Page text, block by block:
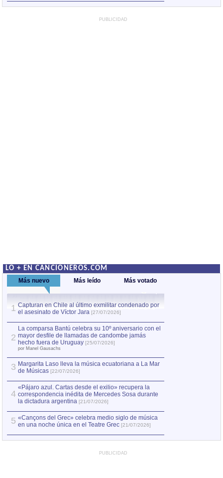
PUBLICIDAD
LO + EN CANCIONEROS.COM
Más nuevo Más leído Más votado
1 Capturan en Chile al último exmilitar condenado por
el asesinato de Víctor Jara [27/07/2026]
2
La comparsa Bantú celebra su 10º aniversario con el
mayor desfile de llamadas de candombe jamás
hecho fuera de Uruguay [25/07/2026]
por Manel Gausachs
3 Margarita Laso lleva la música ecuatoriana a La Mar
de Músicas [22/07/2026]
4
«Pájaro azul. Cartas desde el exilio» recupera la
correspondencia inédita de Mercedes Sosa durante
la dictadura argentina [21/07/2026]
5 «Cançons del Grec» celebra medio siglo de música
en una noche única en el Teatre Grec [21/07/2026]
PUBLICIDAD